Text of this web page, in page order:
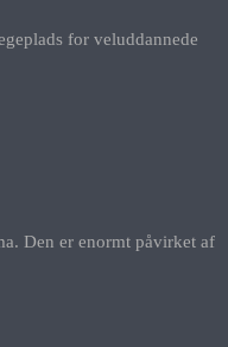
for veluddannede
Den er enormt påvirket af